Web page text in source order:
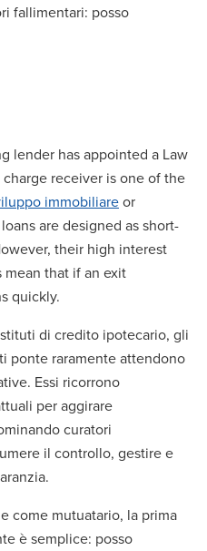
fallimentari: posso
lender has appointed a Law
charge receiver is one of the
immobiliareor
are designed as short-
their high interest
mean that if an exit
quickly.
di credito ipotecario, gli
ponte raramente attendono
Essi ricorrono
per aggirare
curatori
il controllo, gestire e
come mutuatario, la prima
è semplice: posso